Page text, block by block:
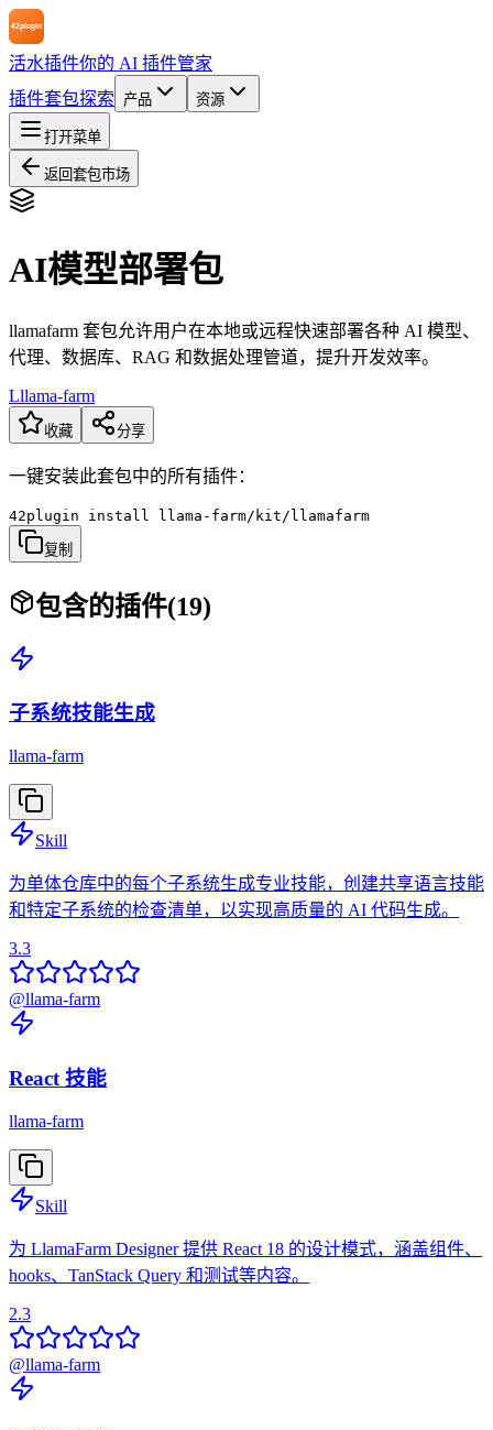
活水插件你的 AI 插件管家
插件套包探索 产品 资源
打开菜单
返回套包市场
AI模型部署包
llamafarm 套包允许用户在本地或远程快速部署各种 AI 模型、
代理、数据库、RAG 和数据处理管道，提升开发效率。
Lllama-farm
收藏 分享
一键安装此套包中的所有插件：
42plugin install llama-farm/kit/llamafarm
复制
包含的插件(19)
子系统技能生成
llama-farm
Skill
为单体仓库中的每个子系统生成专业技能，创建共享语言技能
和特定子系统的检查清单，以实现高质量的 AI 代码生成。
3.3
@llama-farm
React 技能
llama-farm
Skill
为 LlamaFarm Designer 提供 React 18 的设计模式，涵盖组件、
hooks、TanStack Query 和测试等内容。
2.3
@llama-farm